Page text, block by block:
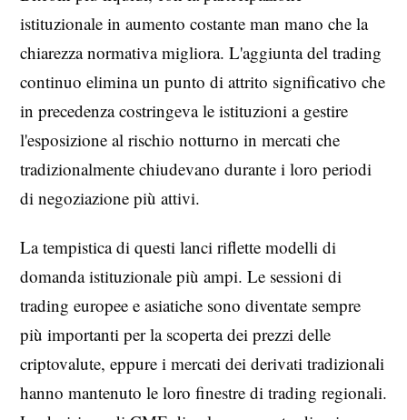
istituzionale in aumento costante man mano che la
chiarezza normativa migliora. L'aggiunta del trading
continuo elimina un punto di attrito significativo che
in precedenza costringeva le istituzioni a gestire
l'esposizione al rischio notturno in mercati che
tradizionalmente chiudevano durante i loro periodi
di negoziazione più attivi.
La tempistica di questi lanci riflette modelli di
domanda istituzionale più ampi. Le sessioni di
trading europee e asiatiche sono diventate sempre
più importanti per la scoperta dei prezzi delle
criptovalute, eppure i mercati dei derivati tradizionali
hanno mantenuto le loro finestre di trading regionali.